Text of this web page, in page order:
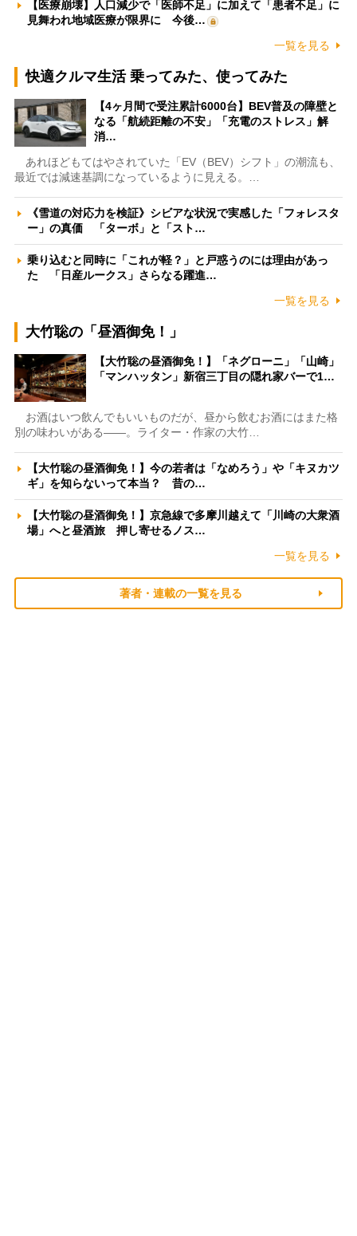
【医療崩壊】人口減少で「医師不足」に加えて「患者不足」に
見舞われ地域医療が限界に 今後…
一覧を見る
快適クルマ生活 乗ってみた、使ってみた
【4ヶ月間で受注累計6000台】BEV普及の障壁と
なる「航続距離の不安」「充電のストレス」解
消…
あれほどもてはやされていた「EV（BEV）シフト」の潮流も、
最近では減速基調になっているように見える。…
《雪道の対応力を検証》シビアな状況で実感した「フォレスタ
ー」の真価 「ターボ」と「スト…
乗り込むと同時に「これが軽？」と戸惑うのには理由があっ
た 「日産ルークス」さらなる躍進…
一覧を見る
大竹聡の「昼酒御免！」
【大竹聡の昼酒御免！】「ネグローニ」「山崎」
「マンハッタン」新宿三丁目の隠れ家バーで1…
お酒はいつ飲んでもいいものだが、昼から飲むお酒にはまた格
別の味わいがある――。ライター・作家の大竹…
【大竹聡の昼酒御免！】今の若者は「なめろう」や「キヌカツ
ギ」を知らないって本当？ 昔の…
【大竹聡の昼酒御免！】京急線で多摩川越えて「川崎の大衆酒
場」へと昼酒旅 押し寄せるノス…
一覧を見る
著者・連載の一覧を見る